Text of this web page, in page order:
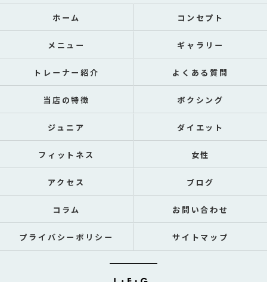
ホーム コンセプト
メニュー ギャラリー
トレーナー紹介 よくある質問
当店の特徴 ボクシング
ジュニア ダイエット
フィットネス 女性
アクセス ブログ
コラム お問い合わせ
プライバシーポリシー サイトマップ